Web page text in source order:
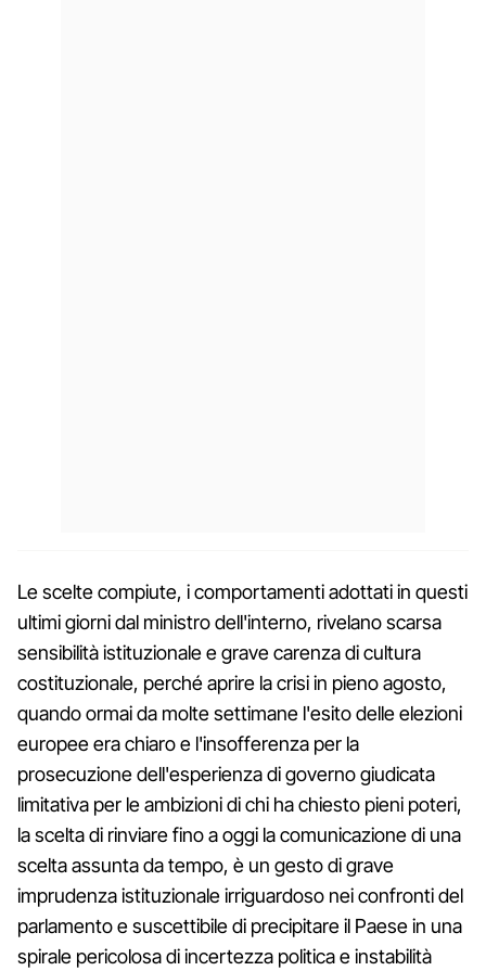
Le scelte compiute, i comportamenti adottati in questi
ultimi giorni dal ministro dell'interno, rivelano scarsa
sensibilità istituzionale e grave carenza di cultura
costituzionale, perché aprire la crisi in pieno agosto,
quando ormai da molte settimane l'esito delle elezioni
europee era chiaro e l'insofferenza per la
prosecuzione dell'esperienza di governo giudicata
limitativa per le ambizioni di chi ha chiesto pieni poteri,
la scelta di rinviare fino a oggi la comunicazione di una
scelta assunta da tempo, è un gesto di grave
imprudenza istituzionale irriguardoso nei confronti del
parlamento e suscettibile di precipitare il Paese in una
spirale pericolosa di incertezza politica e instabilità